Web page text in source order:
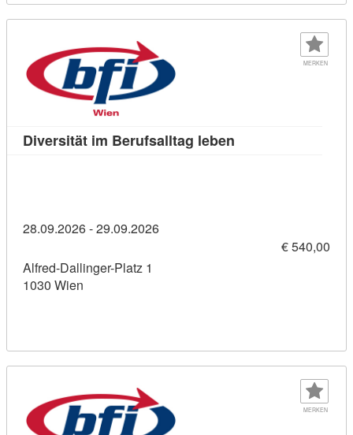
MERKEN
Diversität im Berufsalltag leben
28.09.2026 - 29.09.2026
€ 540,00
Alfred-Dallinger-Platz 1
1030 Wien
MERKEN